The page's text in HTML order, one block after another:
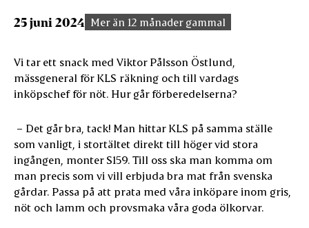
25 juni 2024 Mer än 12 månader gammal
Vi tar ett snack med Viktor Pålsson Östlund,
mässgeneral för KLS räkning och till vardags
inköpschef för nöt. Hur går förberedelserna?
– Det går bra, tack! Man hittar KLS på samma ställe
som vanligt, i stortältet direkt till höger vid stora
ingången, monter S159. Till oss ska man komma om
man precis som vi vill erbjuda bra mat från svenska
gårdar. Passa på att prata med våra inköpare inom gris,
nöt och lamm och provsmaka våra goda ölkorvar.